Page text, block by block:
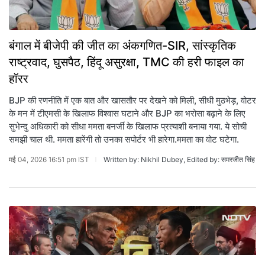
बंगाल में बीजेपी की जीत का अंकगणित-SIR, सांस्कृतिक
राष्ट्रवाद, घुसपैठ, हिंदू असुरक्षा, TMC की हरी फाइल का
हॉरर
BJP की रणनीति में एक बात और खासतौर पर देखने को मिली, सीधी मुठभेड़, वोटर
के मन में टीएमसी के खिलाफ विश्वास घटाने और BJP का भरोसा बढ़ाने के लिए
सुभेन्दु अधिकारी को सीधा ममता बनर्जी के खिलाफ प्रत्याशी बनाया गया. ये सोची
समझी चाल थी. ममता हारेंगी तो उनका सपोर्टर भी हारेगा.ममता का वोट घटेगा.
मई 04, 2026 16:51 pm IST Written by: Nikhil Dubey, Edited by: समरजीत सिंह